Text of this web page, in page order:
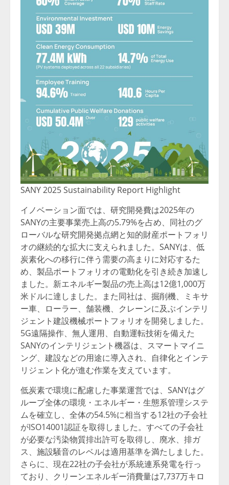
SANY 2025 Sustainability Report Highlight
イノベーション面では、研究開発費は2025年の
SANYの主要事業売上高の5.79%を占め、同社のグ
ローバルな研究開発拠点網と知的財産ポートフォリ
オの継続的な拡大に支えられました。SANYは、低
炭素化への移行に伴う需要の高まりに対応するた
め、製品ポートフォリオの電動化を引き続き加速し
ました。新エネルギー製品の売上高は12億1,000万
米ドルに達しました。また同社は、掘削機、ミキサ
ー車、ローラー、舗装機、クレーンに及ぶインテリ
ジェント建設機械ポートフォリオを開発しました。
5G遠隔操作、無人運用、自動運転技術を備えた
SANYのインテリジェント機器は、スマートマイニ
ング、建設などの用途に導入され、自律化とインテ
リジェント化が進む作業を支えています。
低炭素で環境に配慮した事業運営では、SANYはグ
ループ全体の環境・エネルギー・生態系管理システ
ムを確立し、全体の54.5%に相当する12社の子会社
がISO14001認証を取得しました。すべての子会社
が必要な汚染物質排出許可を取得し、廃水、排ガ
ス、施設騒音のレベルは適用基準を満たしました。
さらに、現在22社の子会社が系統連系発電を行っ
ており、クリーンエネルギー消費量は7,737万キロ